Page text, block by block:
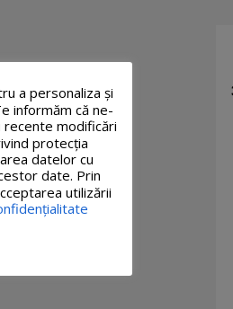
a personaliza și
informăm că ne-
recente modificări
protecția
datelor cu
date. Prin
utilizării